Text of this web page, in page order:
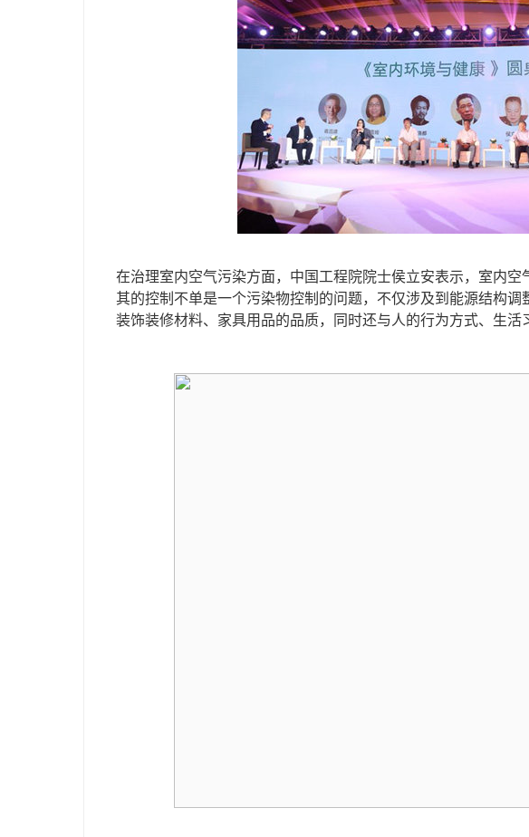
在治理室内空气污染方面，中国工程院院士侯立安表示，室内
其的控制不单是一个污染物控制的问题，不仅涉及到能源结构调
装饰装修材料、家具用品的品质，同时还与人的行为方式、生活